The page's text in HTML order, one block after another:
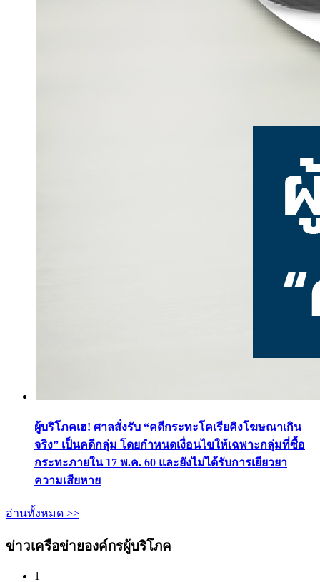
ผู้บริโภคเฮ! ศาลสั่งรับ “คดีกระทะโคเรียคิงโฆษณาเกิน
จริง” เป็นคดีกลุ่ม โดยกำหนดเงื่อนไขให้เฉพาะกลุ่มที่ซื้อ
กระทะภายใน 17 พ.ค. 60 และยังไม่ได้รับการเยียวยา
ความเสียหาย
อ่านทั้งหมด >>
ข่าวเครือข่ายองค์กรผู้บริโภค
1